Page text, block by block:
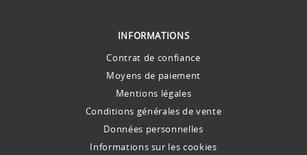
INFORMATIONS
Contrat de confiance
Moyens de paiement
Mentions légales
Conditions générales de vente
Données personnelles
Informations sur les cookies